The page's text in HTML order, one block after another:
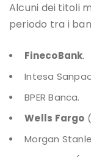
Alcuni dei titoli
periodo tra i
FinecoBank.
Intesa
BPER Banca.
Wells Fargo
Morgan